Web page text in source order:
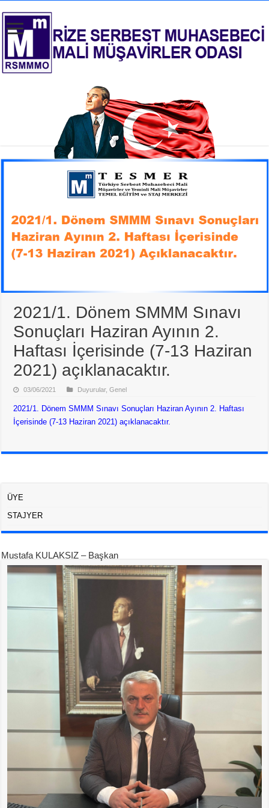
2021/1. Dönem SMMM Sınavı
Sonuçları Haziran Ayının 2.
Haftası İçerisinde (7-13 Haziran
2021) açıklanacaktır.
03/06/2021 Duyurular,Genel
2021/1. Dönem SMMM Sınavı Sonuçları Haziran Ayının 2. Haftası
İçerisinde (7-13 Haziran 2021) açıklanacaktır.
ÜYE
STAJYER
Mustafa KULAKSIZ – Başkan